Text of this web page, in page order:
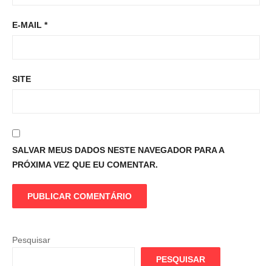
E-MAIL *
SITE
SALVAR MEUS DADOS NESTE NAVEGADOR PARA A
PRÓXIMA VEZ QUE EU COMENTAR.
Pesquisar
PESQUISAR